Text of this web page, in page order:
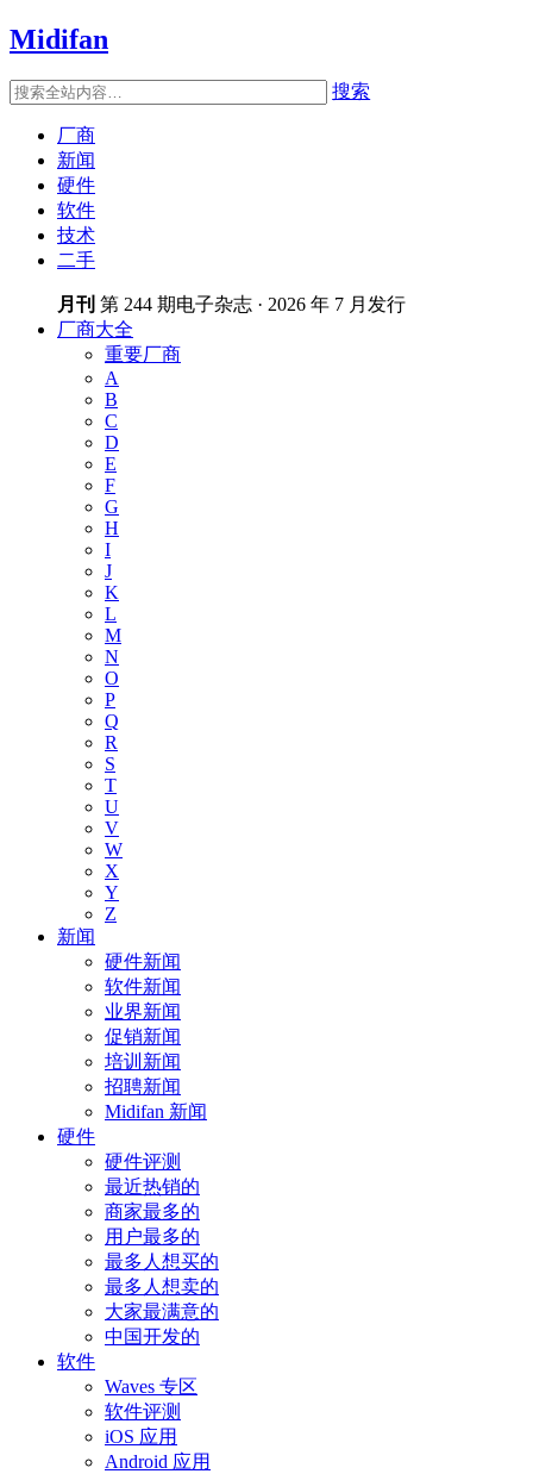
Midifan
搜索
厂商
新闻
硬件
软件
技术
二手
月刊 第 244 期电子杂志 · 2026 年 7 月发行
厂商大全
重要厂商
A
B
C
D
E
F
G
H
I
J
K
L
M
N
O
P
Q
R
S
T
U
V
W
X
Y
Z
新闻
硬件新闻
软件新闻
业界新闻
促销新闻
培训新闻
招聘新闻
Midifan 新闻
硬件
硬件评测
最近热销的
商家最多的
用户最多的
最多人想买的
最多人想卖的
大家最满意的
中国开发的
软件
Waves 专区
软件评测
iOS 应用
Android 应用